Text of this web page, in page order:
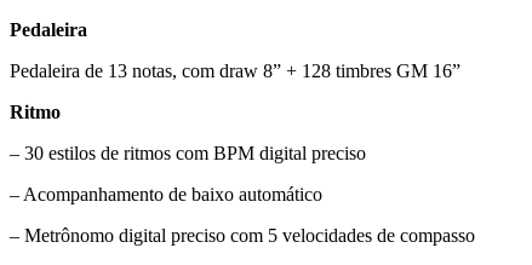
Pedaleira
Pedaleira de 13 notas, com draw 8” + 128 timbres GM 16”
Ritmo
– 30 estilos de ritmos com BPM digital preciso
– Acompanhamento de baixo automático
– Metrônomo digital preciso com 5 velocidades de compasso